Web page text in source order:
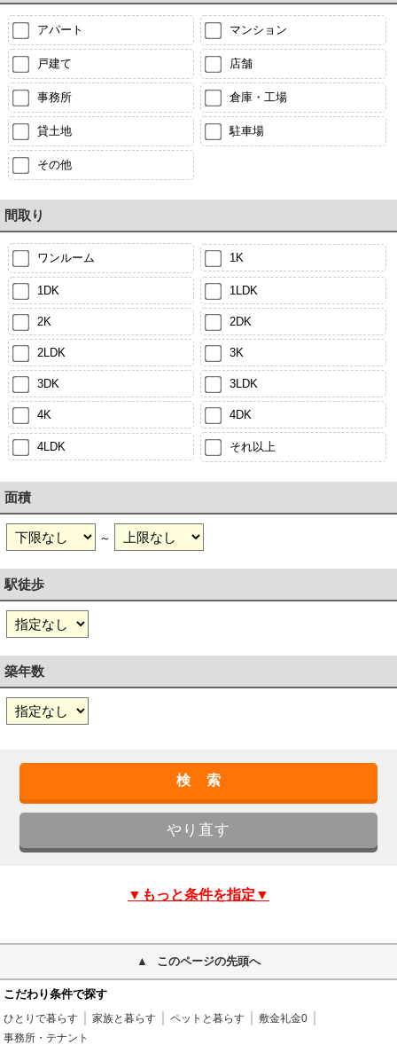
アパート マンション
戸建て 店舗
事務所 倉庫・工場
貸土地 駐車場
その他
間取り
ワンルーム 1K
1DK 1LDK
2K 2DK
2LDK 3K
3DK 3LDK
4K 4DK
4LDK それ以上
面積
～
駅徒歩
築年数
▼もっと条件を指定▼
このページの先頭へ
こだわり条件で探す
ひとりで暮らす 家族と暮らす ペットと暮らす
敷金礼金0
事務所・テナント